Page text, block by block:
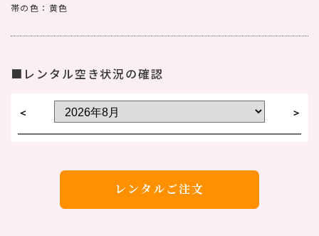
帯の色：黄色
■レンタル空き状況の確認
＜ ＞
レンタルご注文